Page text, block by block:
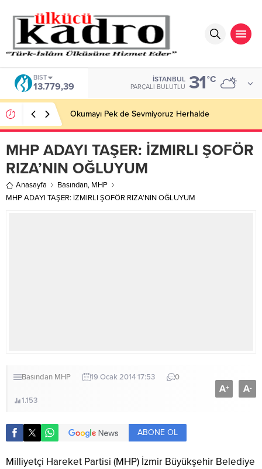
BIST
13.779,39
İSTANBUL
PARÇALI BULUTLU 31°C
Okumayı Pek de Sevmiyoruz Herhalde
MHP ADAYI TAŞER: İZMIRLI ŞOFÖR
RIZA’NIN OĞLUYUM
Anasayfa Basından, MHP
MHP ADAYI TAŞER: İZMIRLI ŞOFÖR RIZA’NIN OĞLUYUM
Basından MHP 19 Ocak 2014 17:53 0
1.153
A+ A-
ABONE OL
Milliyetçi Hareket Partisi (MHP) İzmir Büyükşehir Belediye